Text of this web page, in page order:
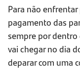
Para não
pagamento das
sempre por dentro
vai chegar no dia
deparar com uma